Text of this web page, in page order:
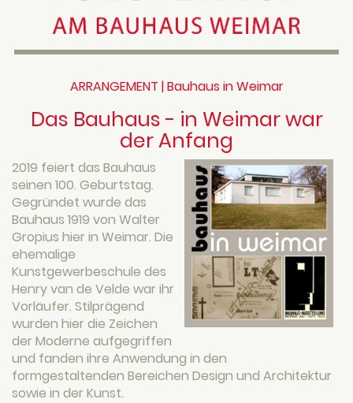
ARRANGEMENT | Bauhaus in Weimar
Das Bauhaus - in Weimar war
der Anfang
2019 feiert das Bauhaus
seinen 100. Geburtstag.
Gegründet wurde das
Bauhaus 1919 von Walter
Gropius hier in Weimar. Die
ehemalige
Kunstgewerbeschule des
Henry van de Velde war ihr
Vorläufer. Stilprägend
wurden hier die Zeichen
der Moderne aufgegriffen
und fanden ihre Anwendung in den
formgestaltenden Bereichen Design und Architektur
sowie in der Kunst.